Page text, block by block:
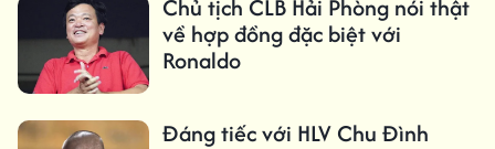
Chủ tịch CLB Hải Phòng nói thật
về hợp đồng đặc biệt với
Ronaldo
Đáng tiếc với HLV Chu Đình